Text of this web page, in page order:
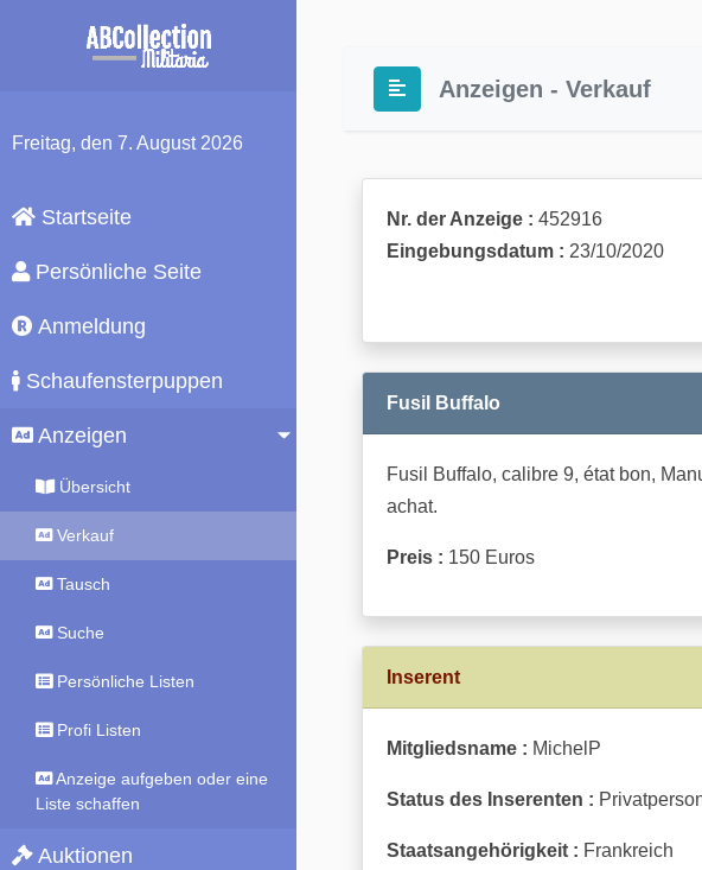
Freitag, den 7. August 2026
Startseite
Persönliche Seite
Anmeldung
Schaufensterpuppen
Anzeigen
Übersicht
Verkauf
Tausch
Suche
Persönliche Listen
Profi Listen
Anzeige aufgeben oder eine
Liste schaffen
Auktionen
Anzeigen - Verkauf
Nr. der Anzeige : 452916
Eingebungsdatum : 23/10/2020
Fusil Buffalo
Fusil Buffalo, calibre 9, état bon,
achat.
Preis : 150 Euros
Inserent
Mitgliedsname : MichelP
Status des Inserenten :
Staatsangehörigkeit : Frankreich